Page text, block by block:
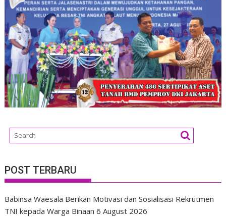
POST TERBARU
Babinsa Waesala Berikan Motivasi dan Sosialisasi Rekrutmen
TNI kepada Warga Binaan 6 August 2026